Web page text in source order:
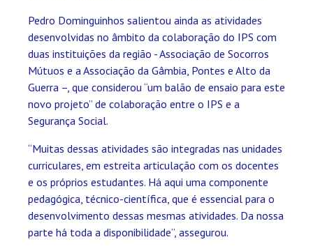
Pedro Dominguinhos salientou ainda as atividades
desenvolvidas no âmbito da colaboração do IPS com
duas instituições da região - Associação de Socorros
Mútuos e a Associação da Gâmbia, Pontes e Alto da
Guerra –, que considerou “um balão de ensaio para este
novo projeto” de colaboração entre o IPS e a
Segurança Social.
“Muitas dessas atividades são integradas nas unidades
curriculares, em estreita articulação com os docentes
e os próprios estudantes. Há aqui uma componente
pedagógica, técnico-científica, que é essencial para o
desenvolvimento dessas mesmas atividades. Da nossa
parte há toda a disponibilidade”, assegurou.